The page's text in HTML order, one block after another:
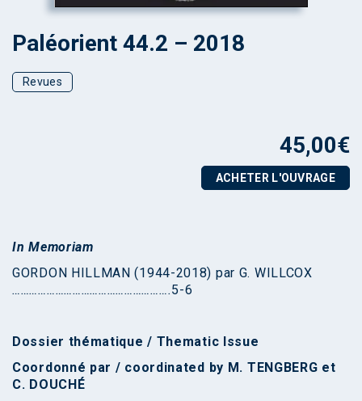
Paléorient 44.2 – 2018
Revues
45,00€
ACHETER L'OUVRAGE
In Memoriam
GORDON HILLMAN (1944-2018) par G. WILLCOX
……………………………………………….5-6
Dossier thématique / Thematic Issue
Coordonné par / coordinated by M. TENGBERG et
C. DOUCHÉ